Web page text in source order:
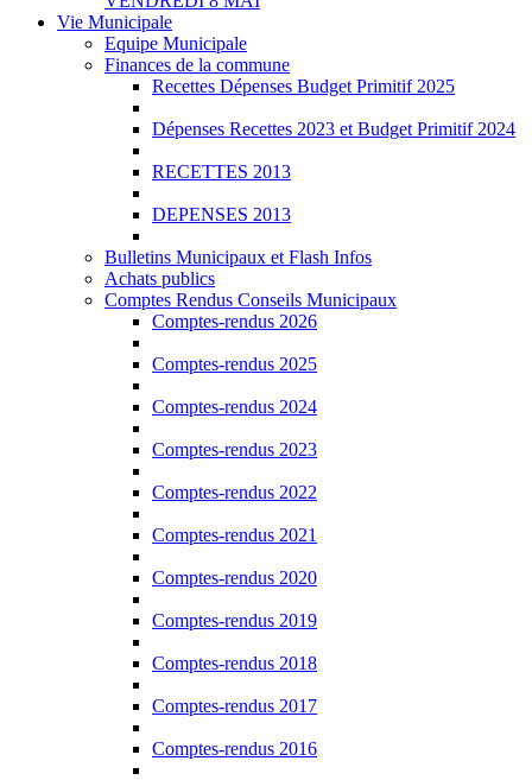
Vie Municipale
Equipe Municipale
Finances de la commune
Recettes Dépenses Budget Primitif 2025
Dépenses Recettes 2023 et Budget Primitif 2024
RECETTES 2013
DEPENSES 2013
Bulletins Municipaux et Flash Infos
Achats publics
Comptes Rendus Conseils Municipaux
Comptes-rendus 2026
Comptes-rendus 2025
Comptes-rendus 2024
Comptes-rendus 2023
Comptes-rendus 2022
Comptes-rendus 2021
Comptes-rendus 2020
Comptes-rendus 2019
Comptes-rendus 2018
Comptes-rendus 2017
Comptes-rendus 2016